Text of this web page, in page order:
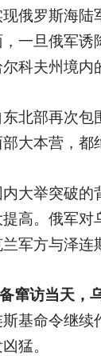
俄罗斯海
一旦俄军
科夫州境内
北部再次
大本营，都
大举突破
高。俄军
军方与泽连
窜访当天，
基命令继
猛。